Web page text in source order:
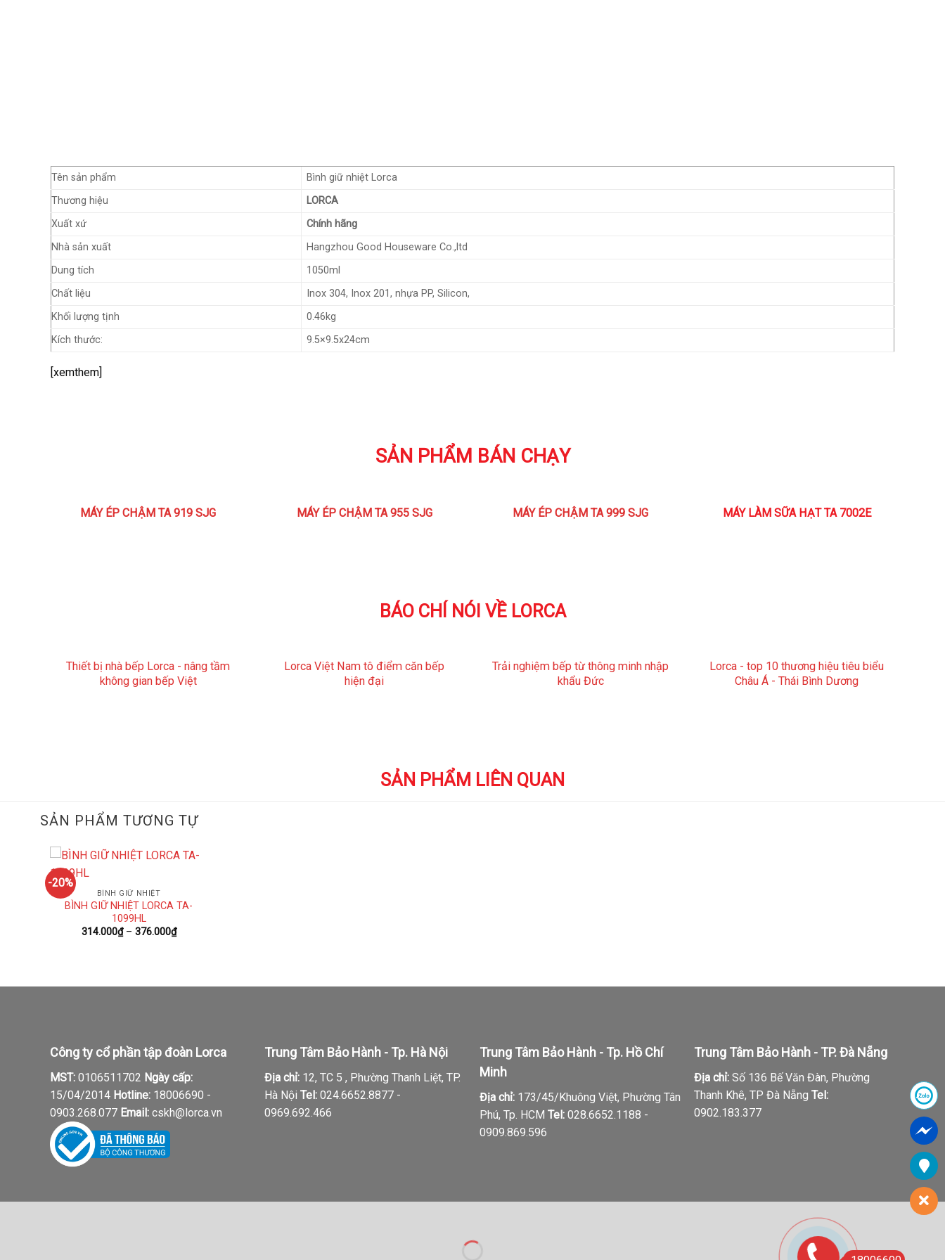
Tên sản phẩm
Bình giữ nhiệt Lorca
Thương hiệu
LORCA
Xuất xứ
Chính hãng
Nhà sản xuất
Hangzhou Good Houseware Co.,ltd
Dung tích
1050ml
Chất liệu
Inox 304, Inox 201, nhựa PP, Silicon,
Khối lượng tịnh
0.46kg
Kích thước:
9.5×9.5x24cm
[xemthem]
SẢN PHẨM BÁN CHẠY
MÁY ÉP CHẬM TA 919 SJG MÁY ÉP CHẬM TA 955 SJG MÁY ÉP CHẬM TA 999 SJG MÁY LÀM SỮA HẠT TA 7002E
BÁO CHÍ NÓI VỀ LORCA
Thiết bị nhà bếp Lorca - nâng tầm
không gian bếp Việt
Lorca Việt Nam tô điểm căn bếp
hiện đại
Trải nghiệm bếp từ thông minh nhập
khẩu Đức
Lorca - top 10 thương hiệu tiêu biểu
Châu Á - Thái Bình Dương
SẢN PHẨM LIÊN QUAN
SẢN PHẨM TƯƠNG TỰ
-20%
BÌNH GIỮ NHIỆT
BÌNH GIỮ NHIỆT LORCA TA-
1099HL
314.000₫ – 376.000₫Khoảng
giá:
Công ty cổ phần tập đoàn Lorca
MST:0106511702 Ngày cấp:
15/04/2014 Hotline:18006690 -
0903.268.077 Email:cskh@lorca.vn
Trung Tâm Bảo Hành - Tp. Hà Nội
Địa chỉ: 12, TC 5 , Phường Thanh Liệt, TP.
Hà NộiTel: 024.6652.8877 -
0969.692.466
Trung Tâm Bảo Hành - Tp. Hồ Chí
Minh
Địa chỉ:173/45/Khuông Việt, Phường Tân
Phú, Tp. HCM Tel:028.6652.1188 -
0909.869.596
Trung Tâm Bảo Hành - TP. Đà Nẵng
Địa chỉ: Số 136 Bế Văn Đàn, Phường
Thanh Khê, TP Đà NẵngTel:
0902.183.377